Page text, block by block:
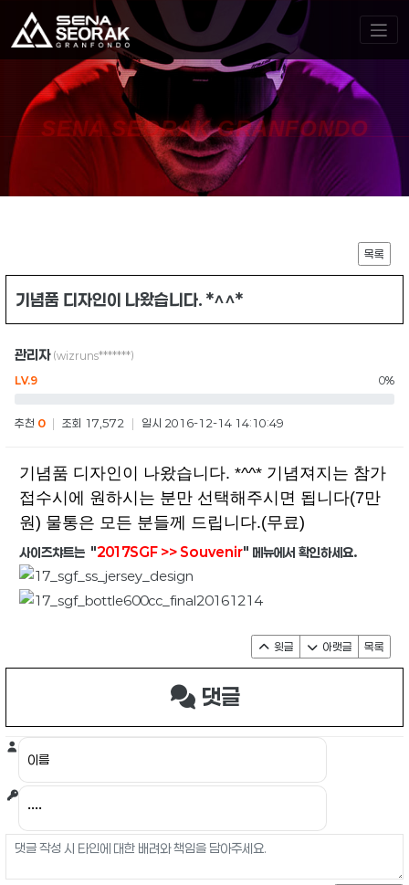
SENA SEORAK GRANFONDO
목록
기념품 디자인이 나왔습니다. *^^*
관리자 (wizruns*******)
LV.9 0%
추천 0 조회 17,572 일시 2016-12-14 14:10:49
기념품 디자인이 나왔습니다. *^^* 기념져지는 참가
접수시에 원하시는 분만 선택해주시면 됩니다(7만
원) 물통은 모든 분들께 드립니다.(무료)
사이즈챠트는 "2017SGF >> Souvenir" 메뉴에서 확인하세요.
윗글 아랫글 목록
댓글